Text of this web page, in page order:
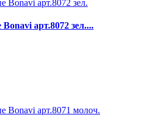
арт.8072 зел....